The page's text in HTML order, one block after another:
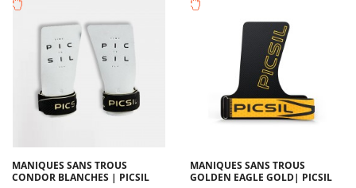
MANIQUES SANS TROUS
CONDOR BLANCHES | PICSIL
MANIQUES SANS TROUS
GOLDEN EAGLE GOLD| PICSIL